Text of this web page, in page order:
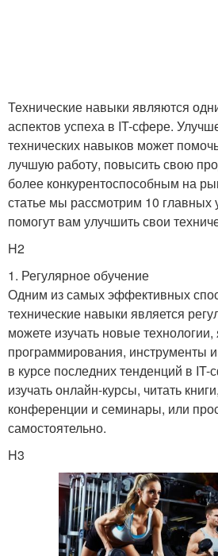
Технические навыки являются
аспектов успеха в IT-сфере.
технических навыков может
лучшую работу, повысить свою
более конкурентоспособным на
статье мы рассмотрим 10
помогут вам улучшить свои
H2
1. Регулярное обучение
Одним из самых эффективных
технические навыки является
можете изучать новые технологии,
программирования, инструменты
в курсе последних тенденций в
изучать онлайн-курсы, читать
конференции и семинары, или
самостоятельно.
H3